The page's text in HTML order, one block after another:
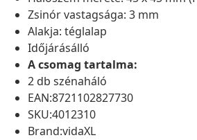
Zsinór vastagsága: 3 mm
Alakja: téglalap
Időjárásálló
A csomag tartalma:
2 db szénaháló
EAN:8721102827730
SKU:4012310
Brand:vidaXL